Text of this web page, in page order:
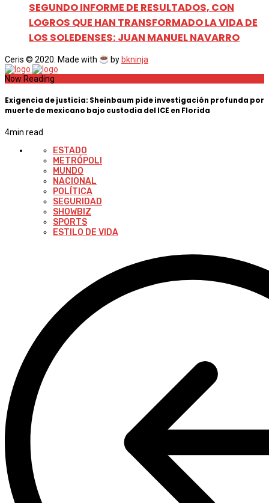
SEGUNDO INFORME DE RESULTADOS, CON
LOGROS QUE HAN TRANSFORMADO LA VIDA DE
LOS SOLEDENSES: JUAN MANUEL NAVARRO
Ceris © 2020. Made with by bkninja
Now Reading
Exigencia de justicia: Sheinbaum pide investigación profunda por
muerte de mexicano bajo custodia del ICE en Florida
4min read
ESTADO
METRÓPOLI
MUNDO
NACIONAL
POLÍTICA
SEGURIDAD
SHOWBIZ
SPORTS
ESTILO DE VIDA